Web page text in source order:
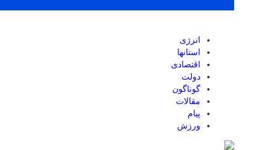
انرژی
استانها
اقتصادی
دولت
گوناگون
مقالات
پیام
ورزش